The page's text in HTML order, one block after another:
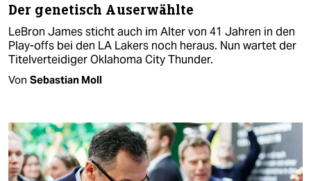
Der genetisch Auserwählte
LeBron James sticht auch im Alter von 41 Jahren in den
Play-offs bei den LA Lakers noch heraus. Nun wartet der
Titelverteidiger Oklahoma City Thunder.
Von Sebastian Moll